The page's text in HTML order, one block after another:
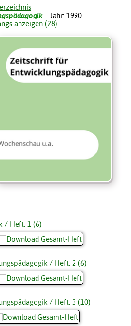
Jahr: 1990
anzeigen (28)
/ Heft: 1 (6)
/ Heft: 2 (6)
/ Heft: 3 (10)